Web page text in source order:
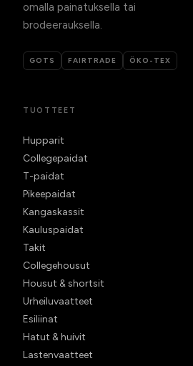
omalla painatuksella tai
brodeerauksella.
GOTS FAIRTRADE ÖKO-TEX
TUOTTEET
Hupparit
Collegepaidat
T-paidat
Pikeepaidat
Kangaskassit
Kauluspaidat
Takit
Collegehousut
Housut & shortsit
Urheiluvaatteet
Esiliinat
Hatut & huivit
Lastenvaatteet